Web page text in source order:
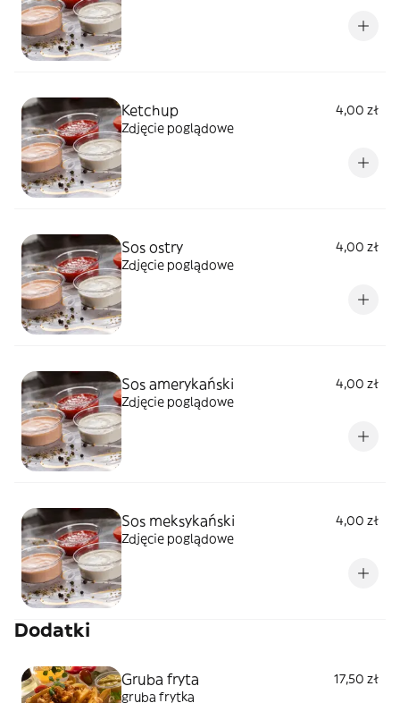
Ketchup
4,00 zł
Zdjęcie poglądowe
Sos ostry
4,00 zł
Zdjęcie poglądowe
Sos amerykański
4,00 zł
Zdjęcie poglądowe
Sos meksykański
4,00 zł
Zdjęcie poglądowe
Dodatki
Gruba fryta
17,50 zł
gruba frytka